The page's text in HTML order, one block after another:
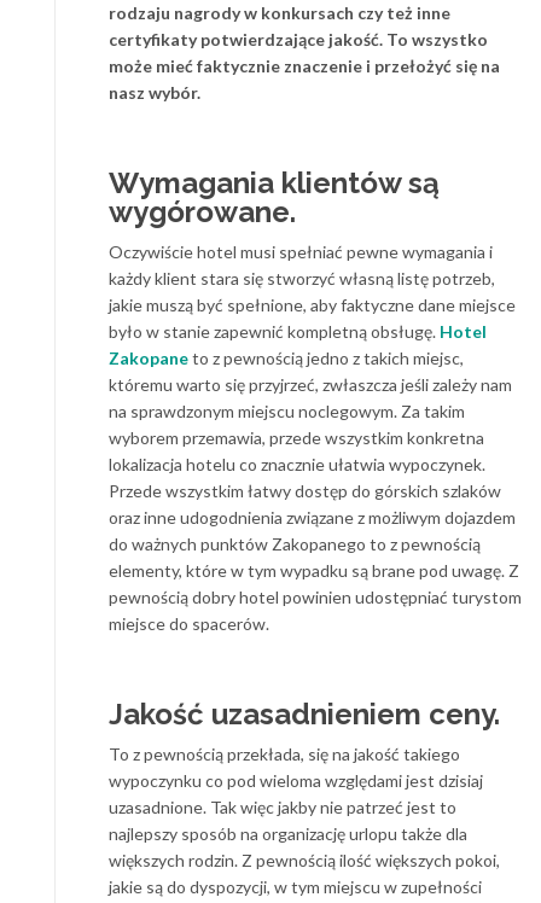
rodzaju nagrody w konkursach czy też inne
certyfikaty potwierdzające jakość. To wszystko
może mieć faktycznie znaczenie i przełożyć się na
nasz wybór.
Wymagania klientów są
wygórowane.
Oczywiście hotel musi spełniać pewne wymagania i
każdy klient stara się stworzyć własną listę potrzeb,
jakie muszą być spełnione, aby faktyczne dane miejsce
było w stanie zapewnić kompletną obsługę. Hotel
Zakopaneto z pewnością jedno z takich miejsc,
któremu warto się przyjrzeć, zwłaszcza jeśli zależy nam
na sprawdzonym miejscu noclegowym. Za takim
wyborem przemawia, przede wszystkim konkretna
lokalizacja hotelu co znacznie ułatwia wypoczynek.
Przede wszystkim łatwy dostęp do górskich szlaków
oraz inne udogodnienia związane z możliwym dojazdem
do ważnych punktów Zakopanego to z pewnością
elementy, które w tym wypadku są brane pod uwagę. Z
pewnością dobry hotel powinien udostępniać turystom
miejsce do spacerów.
Jakość uzasadnieniem ceny.
To z pewnością przekłada, się na jakość takiego
wypoczynku co pod wieloma względami jest dzisiaj
uzasadnione. Tak więc jakby nie patrzeć jest to
najlepszy sposób na organizację urlopu także dla
większych rodzin. Z pewnością ilość większych pokoi,
jakie są do dyspozycji, w tym miejscu w zupełności